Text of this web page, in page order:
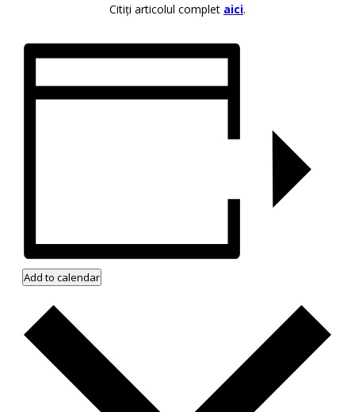
Citiți articolul complet aici.
Add to calendar